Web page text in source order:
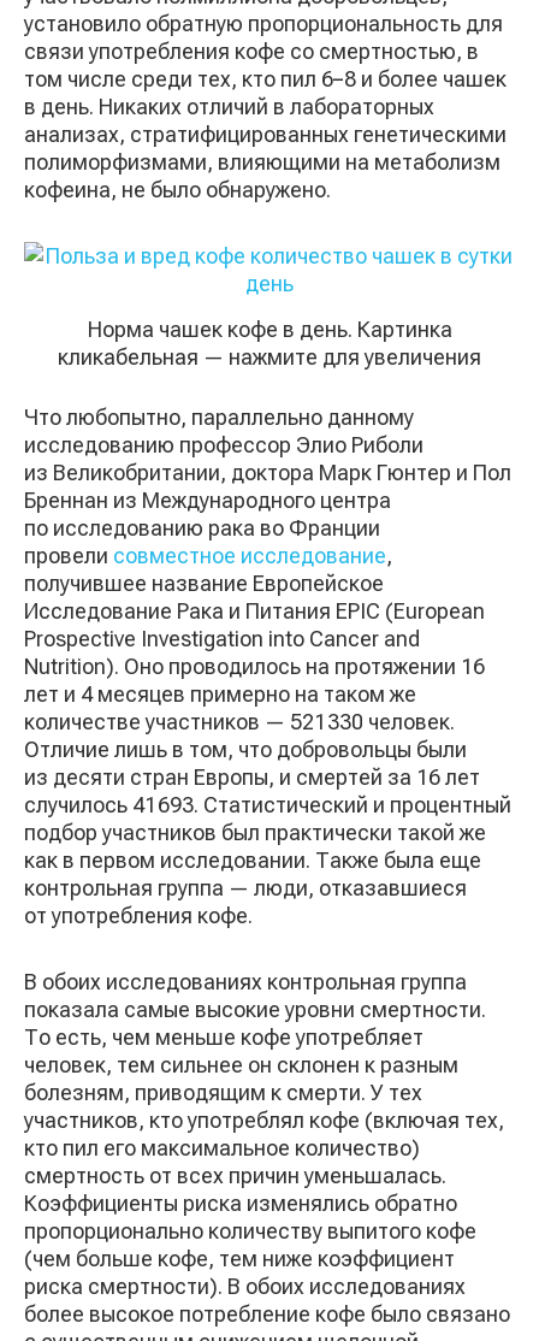
установило обратную пропорциональность для
связи употребления кофе со смертностью, в
том числе среди тех, кто пил 6−8 и более чашек
в день. Никаких отличий в лабораторных
анализах, стратифицированных генетическими
полиморфизмами, влияющими на метаболизм
кофеина, не было обнаружено.
Норма чашек кофе в день. Картинка
кликабельная — нажмите для увеличения
Что любопытно, параллельно данному
исследованию профессор Элио Риболи
из Великобритании, доктора Марк Гюнтер и Пол
Бреннан из Международного центра
по исследованию рака во Франции
провели совместное исследование,
получившее название Европейское
Исследование Рака и Питания EPIC (European
Prospective Investigation into Cancer and
Nutrition). Оно проводилось на протяжении 16
лет и 4 месяцев примерно на таком же
количестве участников — 521 330 человек.
Отличие лишь в том, что добровольцы были
из десяти стран Европы, и смертей за 16 лет
случилось 41 693. Статистический и процентный
подбор участников был практически такой же
как в первом исследовании. Также была еще
контрольная группа — люди, отказавшиеся
от употребления кофе.
В обоих исследованиях контрольная группа
показала самые высокие уровни смертности.
То есть, чем меньше кофе употребляет
человек, тем сильнее он склонен к разным
болезням, приводящим к смерти. У тех
участников, кто употреблял кофе (включая тех,
кто пил его максимальное количество)
смертность от всех причин уменьшалась.
Коэффициенты риска изменялись обратно
пропорционально количеству выпитого кофе
(чем больше кофе, тем ниже коэффициент
риска смертности). В обоих исследованиях
более высокое потребление кофе было связано